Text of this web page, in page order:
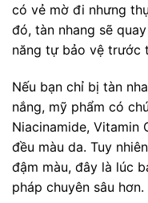
có vẻ mờ đi nhưng
đó, tàn nhang sẽ
năng tự bảo vệ trước
Nếu bạn chỉ bị tàn
nắng, mỹ phẩm có
Niacinamide, Vitamin
đều màu da. Tuy
đậm màu, đây là lúc
pháp chuyên sâu hơn.